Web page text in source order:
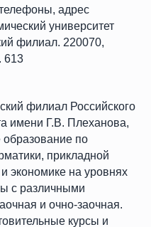
адрес
университет
филиал. 220070,
613
филиал Российского
имени Г.В. Плеханова,
по
прикладной
экономике на уровнях
с различными
и очно-заочная.
курсы и